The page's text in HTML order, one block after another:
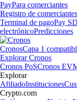
PayPara comerciantes
Registro de comerciantes
Terminal de pagoPay
electrónicoPredicciones
CronosCapa 1
Explorar Cronos
Cronos PoSCronos
Explorar
AfiliadoInstituciones
Crypto.com